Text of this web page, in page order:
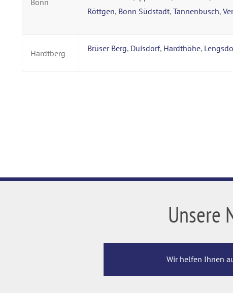
Bonn
Röttgen, Bonn Südstadt, Tannenbusch,
Hardtberg Brüser Berg, Duisdorf, Hardthöhe,
Unsere
Wir helfen Ihnen